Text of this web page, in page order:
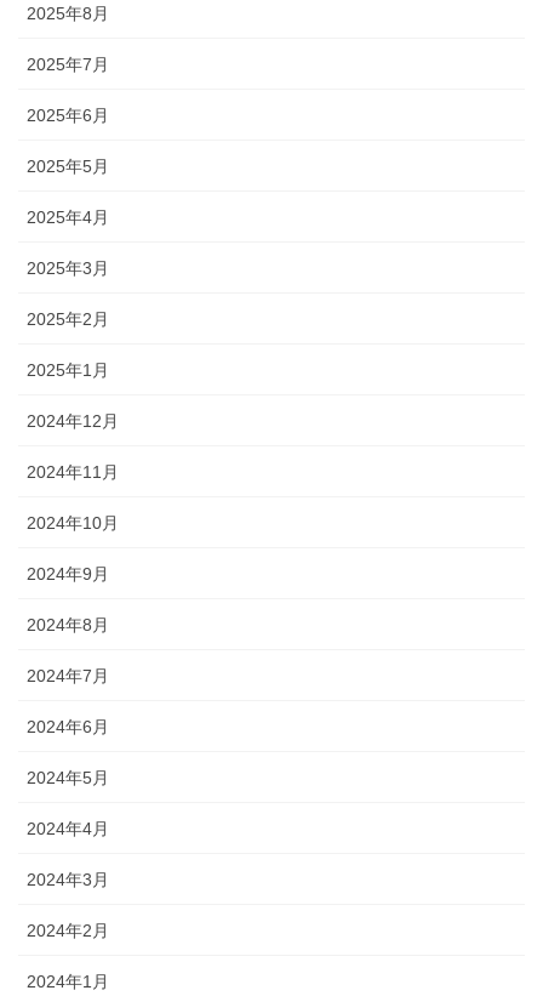
2025年8月
2025年7月
2025年6月
2025年5月
2025年4月
2025年3月
2025年2月
2025年1月
2024年12月
2024年11月
2024年10月
2024年9月
2024年8月
2024年7月
2024年6月
2024年5月
2024年4月
2024年3月
2024年2月
2024年1月